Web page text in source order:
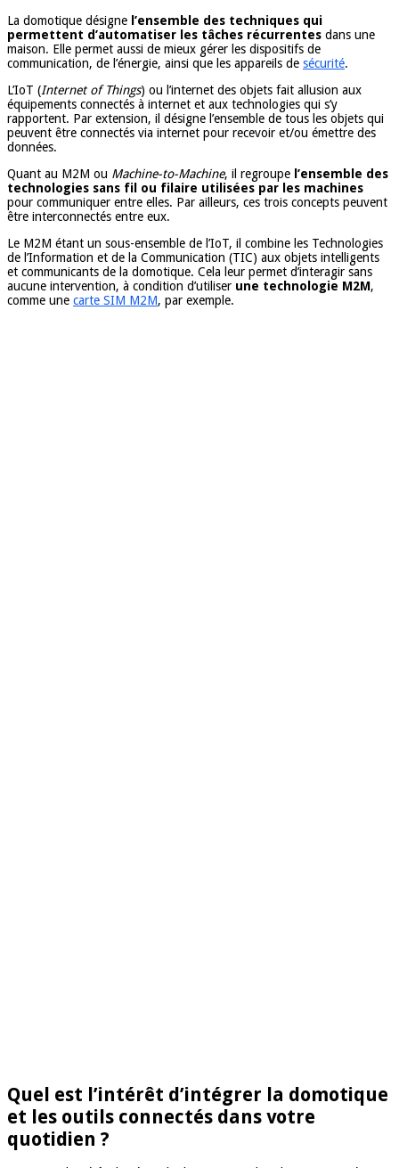
La domotique désigne l’ensemble des techniques qui
permettent d’automatiser les tâches récurrentes dans une
maison. Elle permet aussi de mieux gérer les dispositifs de
communication, de l’énergie, ainsi que les appareils de sécurité.
L’IoT (Internet of Things) ou l’internet des objets fait allusion aux
équipements connectés à internet et aux technologies qui s’y
rapportent. Par extension, il désigne l’ensemble de tous les objets qui
peuvent être connectés via internet pour recevoir et/ou émettre des
données.
Quant au M2M ou Machine-to-Machine, il regroupe l’ensemble des
technologies sans fil ou filaire utilisées par les machines
pour communiquer entre elles. Par ailleurs, ces trois concepts peuvent
être interconnectés entre eux.
Le M2M étant un sous-ensemble de l’IoT, il combine les Technologies
de l’Information et de la Communication (TIC) aux objets intelligents
et communicants de la domotique. Cela leur permet d’interagir sans
aucune intervention, à condition d’utiliser une technologie M2M,
comme une carte SIM M2M, par exemple.
Quel est l’intérêt d’intégrer la domotique
et les outils connectés dans votre
quotidien ?